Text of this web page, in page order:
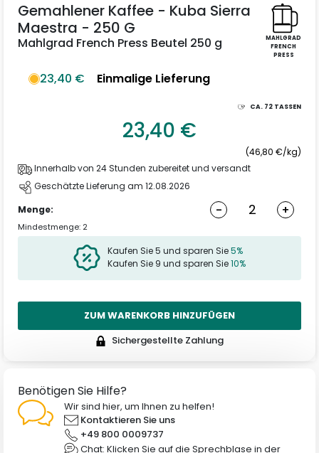
MAHLGRAD
FRENCH
PRESS
Gemahlener Kaffee - Kuba Sierra
Maestra - 250 G
Mahlgrad French Press Beutel 250 g
23,40 € Einmalige Lieferung
CA. 72 TASSEN
23,40 €
(46,80 €/kg)
Innerhalb von 24 Stunden zubereitet und versandt
Geschätzte Lieferung am 12.08.2026
Menge:
- +
Mindestmenge: 2
Kaufen Sie 5 und sparen Sie5%
Kaufen Sie 9 und sparen Sie10%
ZUM WARENKORB HINZUFÜGEN
Sichergestellte Zahlung
Benötigen Sie Hilfe?
Wir sind hier, um Ihnen zu helfen!
Kontaktieren Sie uns
+49 800 0009737
Chat: Klicken Sie auf die Sprechblase in der